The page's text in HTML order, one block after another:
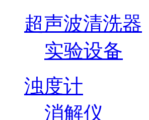
超声波清洗器
实验设备
浊度计
消解仪